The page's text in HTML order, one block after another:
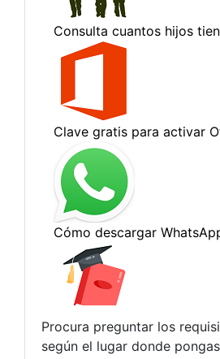
Procura preguntar los
según el lugar donde